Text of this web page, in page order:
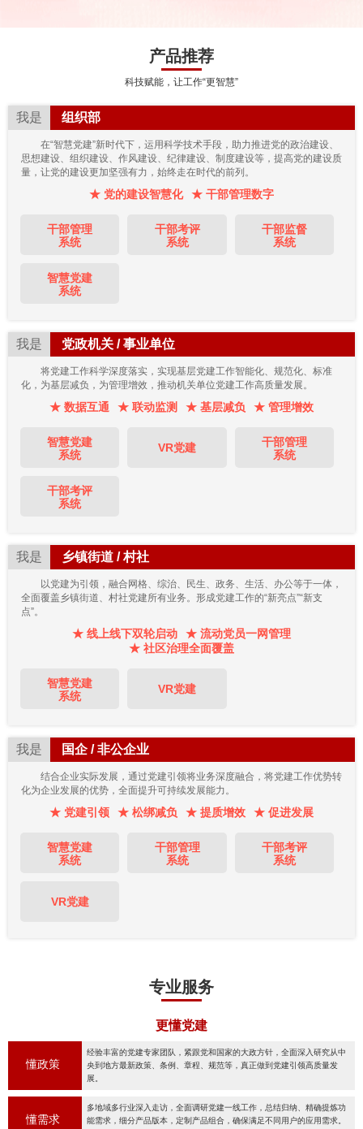
产品推荐
科技赋能，让工作“更智慧”
我是 组织部
在“智慧党建”新时代下，运用科学技术手段，助力推进党的政治建设、
思想建设、组织建设、作风建设、纪律建设、制度建设等，提高党的建设质
量，让党的建设更加坚强有力，始终走在时代的前列。
★ 党的建设智慧化 ★ 干部管理数字
干部管理
系统
干部考评
系统
干部监督
系统
智慧党建
系统
我是 党政机关 / 事业单位
将党建工作科学深度落实，实现基层党建工作智能化、规范化、标准
化，为基层减负，为管理增效，推动机关单位党建工作高质量发展。
★ 数据互通 ★ 联动监测 ★ 基层减负 ★ 管理增效
智慧党建
系统
VR党建
干部管理
系统
干部考评
系统
我是 乡镇街道 / 村社
以党建为引领，融合网格、综治、民生、政务、生活、办公等于一体，
全面覆盖乡镇街道、村社党建所有业务。形成党建工作的“新亮点”“新支
点”。
★ 线上线下双轮启动
★ 流动党员一网管理
★ 社区治理全面覆盖
智慧党建
系统
VR党建
我是 国企 / 非公企业
结合企业实际发展，通过党建引领将业务深度融合，将党建工作优势转
化为企业发展的优势，全面提升可持续发展能力。
★ 党建引领 ★ 松绑减负 ★ 提质增效 ★ 促进发展
智慧党建
系统
干部管理
系统
干部考评
系统
VR党建
专业服务
更懂党建
懂政策
经验丰富的党建专家团队，紧跟党和国家的大政方针，全面深入研究从中
央到地方最新政策、条例、章程、规范等，真正做到党建引领高质量发
展。
懂需求
多地域多行业深入走访，全面调研党建一线工作，总结归纳、精确提炼功
能需求，细分产品版本，定制产品组合，确保满足不同用户的应用需求。